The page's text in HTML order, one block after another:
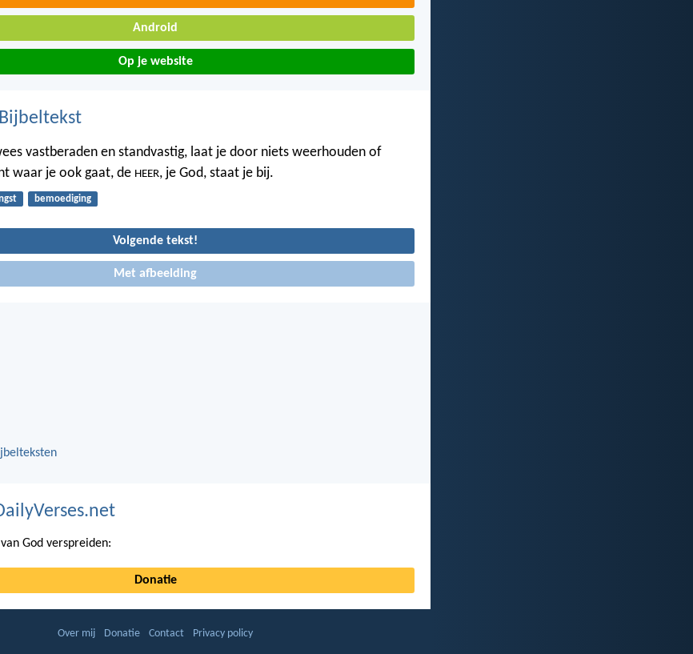
Android
Op je website
vastberaden en standvastig, laat je door niets weerhouden of
waar je ook gaat, de HEER, je God, staat je bij.
bemoediging
Volgende tekst!
Met afbeelding
God verspreiden:
Donatie
Over mij Donatie Contact Privacy policy